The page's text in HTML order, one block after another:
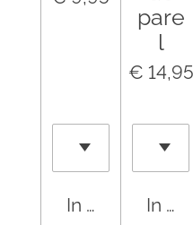
In winkelwagen
pare
l
€ 14,95
In